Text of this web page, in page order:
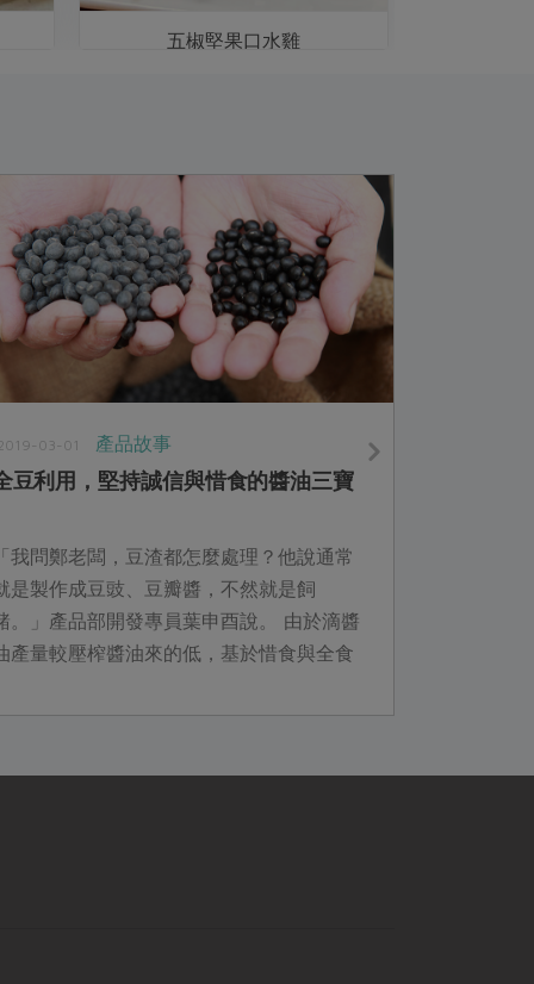
五椒堅果口水雞
03-01 產品故事
豆利用，堅持誠信與惜食的醬油三寶
我問鄭老闆，豆渣都怎麼處理？他說通常
是製作成豆豉、豆瓣醬，不然就是飼
。」產品部開發專員葉申酉說。 由於滴醬
產量較壓榨醬油來的低，基於惜食與全食
將...